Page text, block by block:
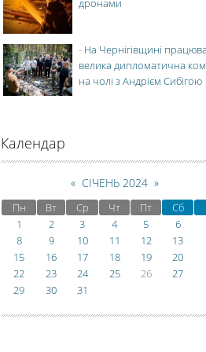
дронами
- На Чернігівщині
велика дипломатична
на чолі з Андрієм Сибігою
Календар
« СІЧЕНЬ 2024 »
Пн Вт Ср Чт Пт Сб
1
2 3 4 5 6
8
9 10 11 12 13
15
16 17 18 19 20
22
23 24 25 26 27
29
30 31